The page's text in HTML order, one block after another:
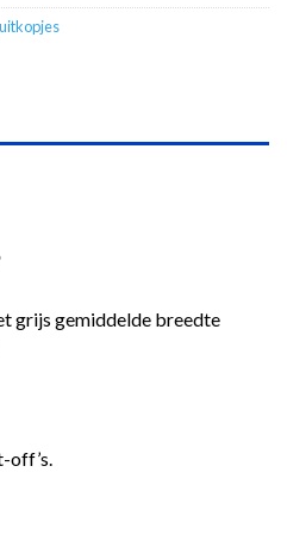
grijs gemiddelde breedte
off’s.